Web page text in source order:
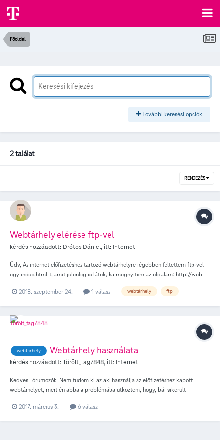
Főoldal
További keresési opciók
2 találat
RENDEZÉS
Webtárhely elérése ftp-vel
kérdés hozzáadott: Drótos Dániel, itt: Internet
Üdv, Az internet előfizetéshez tartozó webtárhelyre régebben feltettem ftp-vel
egy index.html-t, amit jelenleg is látok, ha megnyitom az oldalam: http://web-
(ftp://drotosdaniel@ftp.t-online.hu), az láttam, hogy a public_html könyvtáram
amiről viszont nem tudom, hogy valójában hová lett... Láthatóan az ftp-s hely és
a web tartalom szétkapcsolódott, ilyenkor mi a teendő? Drótos Dániel
2018. szeptember 24. 1 válasz webtárhely ftp
webtárhely Webtárhely használata
kérdés hozzáadott:Törölt_tag7848, itt: Internet
Kedves Fórumozók! Nem tudom ki az aki használja az előfizetéshez kapott
webtárhelyet, mert én abba a problémába ütköztem, hogy, bár sikerült
webcím folyamatosan azt írja "A weboldal még nincs feltöltve...". Mi lehet a
2017. március 3. 6 válasz